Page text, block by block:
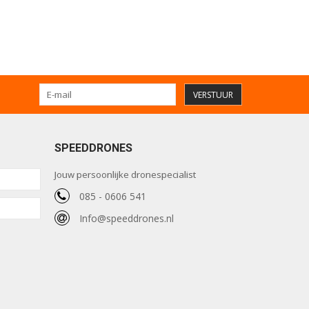
VERSTUUR
SPEEDDRONES
Jouw persoonlijke dronespecialist
085 - 0606 541
Info@speeddrones.nl